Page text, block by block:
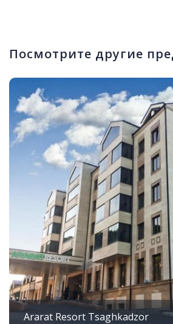
Посмотрите другие
Ararat Resort Tsaghkadzor